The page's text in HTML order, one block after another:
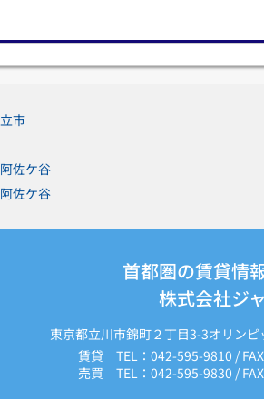
市
佐ケ谷
佐ケ谷
首都圏の賃貸情
株式会社ジ
東京都立川市錦町２丁目3-3オリン
賃貸 TEL：042-595-9810 /
売買 TEL：042-595-9830 /